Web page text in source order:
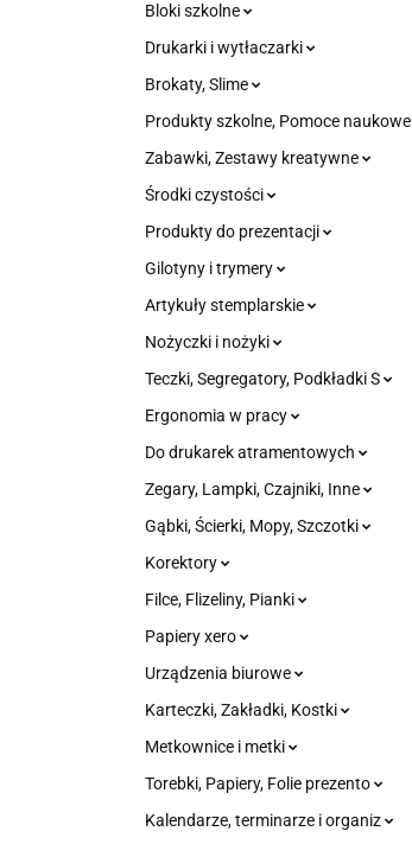
Bloki szkolne
Drukarki i wytłaczarki
Brokaty, Slime
Produkty szkolne, Pomoce naukowe
Zabawki, Zestawy kreatywne
Środki czystości
Produkty do prezentacji
Gilotyny i trymery
Artykuły stemplarskie
Nożyczki i nożyki
Teczki, Segregatory, Podkładki S
Ergonomia w pracy
Do drukarek atramentowych
Zegary, Lampki, Czajniki, Inne
Gąbki, Ścierki, Mopy, Szczotki
Korektory
Filce, Flizeliny, Pianki
Papiery xero
Urządzenia biurowe
Karteczki, Zakładki, Kostki
Metkownice i metki
Torebki, Papiery, Folie prezento
Kalendarze, terminarze i organiz